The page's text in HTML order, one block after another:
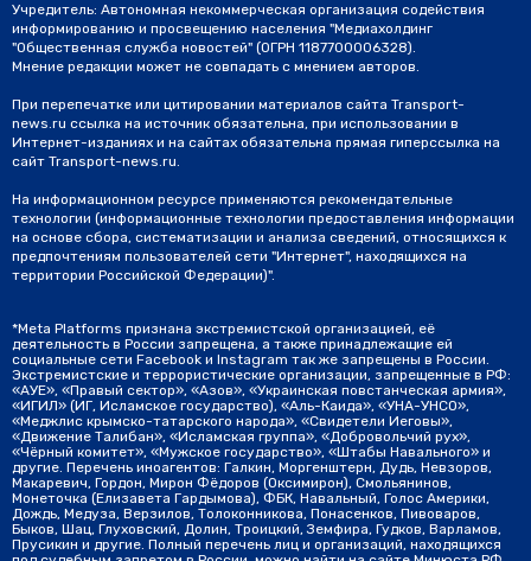
Учредитель: Автономная некоммерческая организация содействия
информированию и просвещению населения "Медиахолдинг
"Общественная служба новостей" (ОГРН 1187700006328).
Мнение редакции может не совпадать с мнением авторов.
При перепечатке или цитировании материалов сайта Transport-
news.ru ссылка на источник обязательна, при использовании в
Интернет-изданиях и на сайтах обязательна прямая гиперссылка на
сайт Transport-news.ru.
На информационном ресурсе применяются рекомендательные
технологии (информационные технологии предоставления информации
на основе сбора, систематизации и анализа сведений, относящихся к
предпочтениям пользователей сети "Интернет", находящихся на
территории Российской Федерации)".
*Meta Platforms признана экстремистской организацией, её
деятельность в России запрещена, а также принадлежащие ей
социальные сети Facebook и Instagram так же запрещены в России.
Экстремистские и террористические организации, запрещенные в РФ:
«АУЕ», «Правый сектор», «Азов», «Украинская повстанческая армия»,
«ИГИЛ» (ИГ, Исламское государство), «Аль-Каида», «УНА-УНСО»,
«Меджлис крымско-татарского народа», «Свидетели Иеговы»,
«Движение Талибан», «Исламская группа», «Добровольчий рух»,
«Чёрный комитет», «Мужское государство», «Штабы Навального» и
другие. Перечень иноагентов: Галкин, Моргенштерн, Дудь, Невзоров,
Макаревич, Гордон, Мирон Фёдоров (Оксимирон), Смольянинов,
Монеточка (Елизавета Гардымова), ФБК, Навальный, Голос Америки,
Дождь, Медуза, Верзилов, Толоконникова, Понасенков, Пивоваров,
Быков, Шац, Глуховский, Долин, Троицкий, Земфира, Гудков, Варламов,
Прусикин и другие. Полный перечень лиц и организаций, находящихся